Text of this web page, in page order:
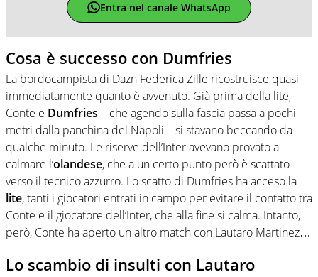
Entra nel canale WhatsApp
Cosa è successo con Dumfries
La bordocampista di Dazn Federica Zille ricostruisce quasi
immediatamente quanto è avvenuto. Già prima della lite,
Conte e Dumfries – che agendo sulla fascia passa a pochi
metri dalla panchina del Napoli – si stavano beccando da
qualche minuto. Le riserve dell’Inter avevano provato a
calmare l’olandese, che a un certo punto però è scattato
verso il tecnico azzurro. Lo scatto di Dumfries ha acceso la
lite, tanti i giocatori entrati in campo per evitare il contatto tra
Conte e il giocatore dell’Inter, che alla fine si calma. Intanto,
però, Conte ha aperto un altro match con Lautaro Martinez…
Lo scambio di insulti con Lautaro